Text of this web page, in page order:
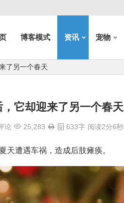
博客模式 资讯 宠物
了另一个春天
它却迎来了另一个春天
论 25,283 633字 阅读2分6秒
天遭遇车祸，造成后肢瘫痪。